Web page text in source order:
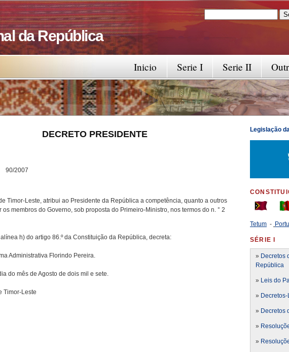
da República
Search form
Serie II
Serie I
Inicio
Timor-Leste, atribui ao Presidente da República a competência, quanto a outros
membros do Governo, sob proposta do Primeiro-Ministro, nos termos do n. ° 2
h) do artigo 86.º da Constituição da República, decreta:
Administrativa Florindo Pereira.
do mês de Agosto de dois mil e sete.
Timor-Leste
Legislação
Tetum -
SÉRIE I
» Decretos
República
» Leis do
»
» Decretos
»
»